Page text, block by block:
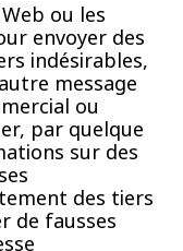
ou les
envoyer des
indésirables,
message
ou
par quelque
sur des
des tiers
de fausses